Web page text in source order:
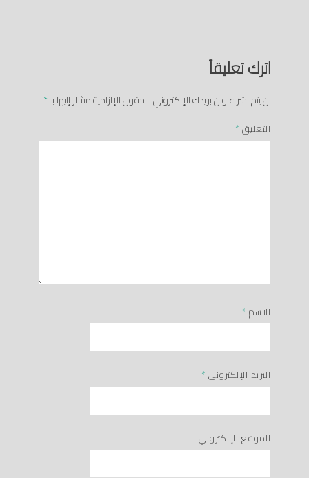
اترك تعليقاً
لن يتم نشر عنوان بريدك الإلكتروني.الحقول الإلزامية مشار إليها بـ*
التعليق *
الاسم *
البريد الإلكتروني *
الموقع الإلكتروني